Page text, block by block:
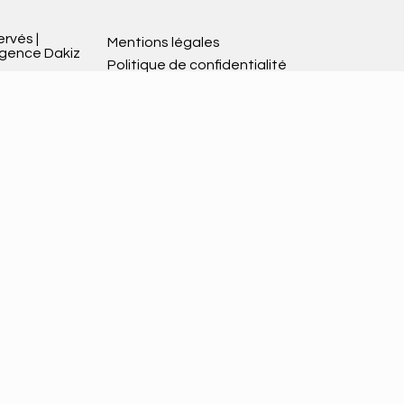
|
Dakiz
Mentions légales
Politique de confidentialité